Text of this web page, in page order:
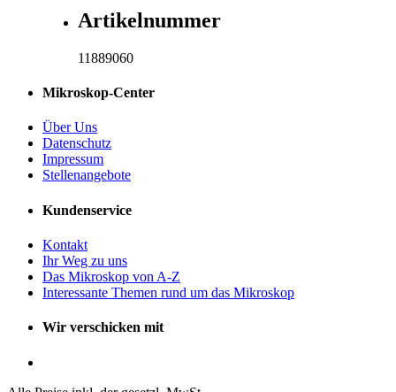
Artikelnummer
11889060
Mikroskop-Center
Über Uns
Datenschutz
Impressum
Stellenangebote
Kundenservice
Kontakt
Ihr Weg zu uns
Das Mikroskop von A-Z
Interessante Themen rund um das Mikroskop
Wir verschicken mit